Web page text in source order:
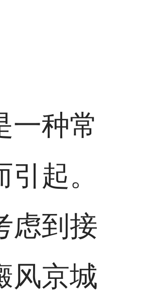
一种常
起。
虑到接
风京城